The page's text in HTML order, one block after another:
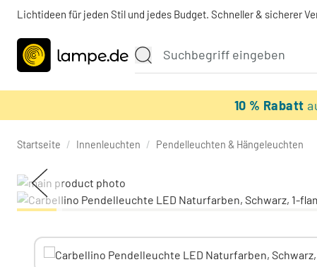
Lichtideen für jeden Stil und jedes Budget. Schneller & sicherer
10 % Rabatt
Startseite / Innenleuchten / Pendelleuchten & Hängeleuchten